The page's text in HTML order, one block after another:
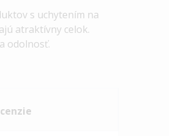
s uchytením na
atraktívny celok.
odolnosť.